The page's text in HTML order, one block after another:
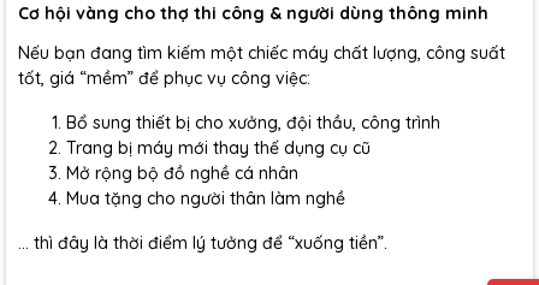
Cơ hội vàng cho thợ thi công & người dùng thông minh
Nếu bạn đang tìm kiếm một chiếc máy chất lượng, công suất
tốt, giá “mềm” để phục vụ công việc:
Bổ sung thiết bị cho xưởng, đội thầu, công trình
Trang bị máy mới thay thế dụng cụ cũ
Mở rộng bộ đồ nghề cá nhân
Mua tặng cho người thân làm nghề
… thì đây là thời điểm lý tưởng để “xuống tiền”.